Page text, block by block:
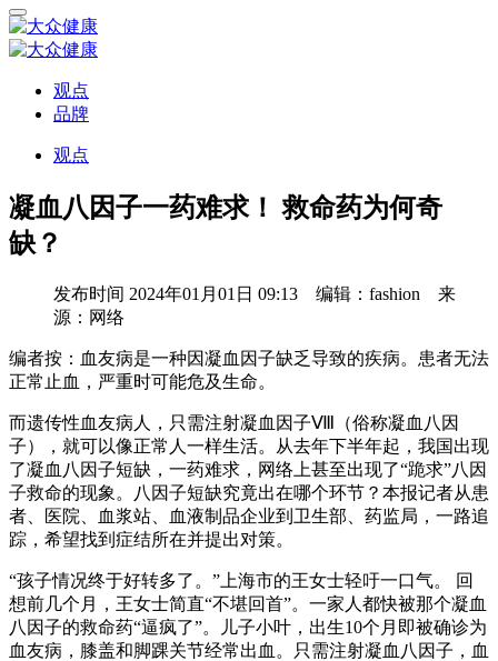
观点
品牌
观点
凝血八因子一药难求！ 救命药为何奇
缺？
发布时间 2024年01月01日 09:13 编辑：fashion 来
源：网络
编者按：血友病是一种因凝血因子缺乏导致的疾病。患者无法
正常止血，严重时可能危及生命。
而遗传性血友病人，只需注射凝血因子Ⅷ（俗称凝血八因
子），就可以像正常人一样生活。从去年下半年起，我国出现
了凝血八因子短缺，一药难求，网络上甚至出现了“跪求”八因
子救命的现象。八因子短缺究竟出在哪个环节？本报记者从患
者、医院、血浆站、血液制品企业到卫生部、药监局，一路追
踪，希望找到症结所在并提出对策。
“孩子情况终于好转多了。”上海市的王女士轻吁一口气。 回
想前几个月，王女士简直“不堪回首”。一家人都快被那个凝血
八因子的救命药“逼疯了”。儿子小叶，出生10个月即被确诊为
血友病，膝盖和脚踝关节经常出血。只需注射凝血八因子，血